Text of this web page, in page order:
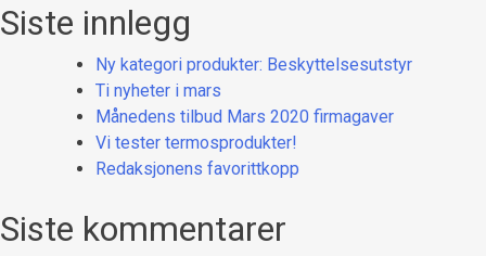
Siste innlegg
Ny kategori produkter: Beskyttelsesutstyr
Ti nyheter i mars
Månedens tilbud Mars 2020 firmagaver
Vi tester termosprodukter!
Redaksjonens favorittkopp
Siste kommentarer